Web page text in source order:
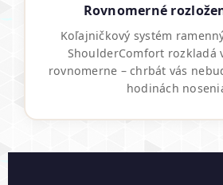
Rovnomerné
Koľajničkový systém
ShoulderComfort rozkladá
rovnomerne – chrbát vás
hodinách